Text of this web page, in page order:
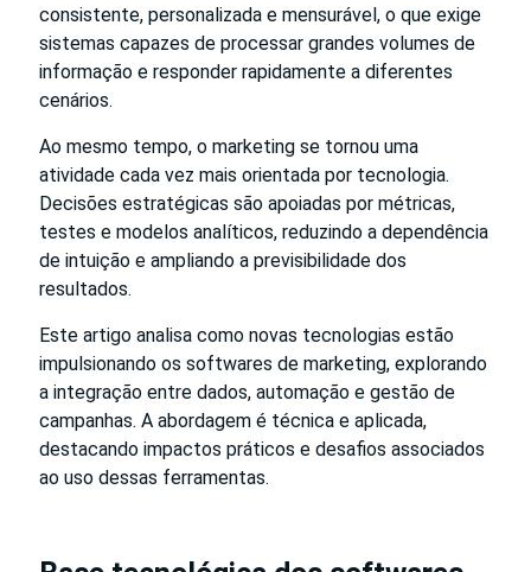
consistente, personalizada e mensurável, o que exige
sistemas capazes de processar grandes volumes de
informação e responder rapidamente a diferentes
cenários.
Ao mesmo tempo, o marketing se tornou uma
atividade cada vez mais orientada por tecnologia.
Decisões estratégicas são apoiadas por métricas,
testes e modelos analíticos, reduzindo a dependência
de intuição e ampliando a previsibilidade dos
resultados.
Este artigo analisa como novas tecnologias estão
impulsionando os softwares de marketing, explorando
a integração entre dados, automação e gestão de
campanhas. A abordagem é técnica e aplicada,
destacando impactos práticos e desafios associados
ao uso dessas ferramentas.